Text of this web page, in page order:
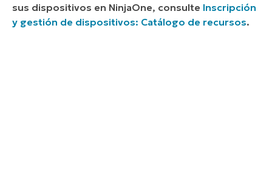
sus dispositivos en NinjaOne, consulte Inscripción
y gestión de dispositivos: Catálogo de recursos.